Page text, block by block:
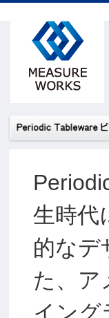
生時代
的なデ
た、ア
イング